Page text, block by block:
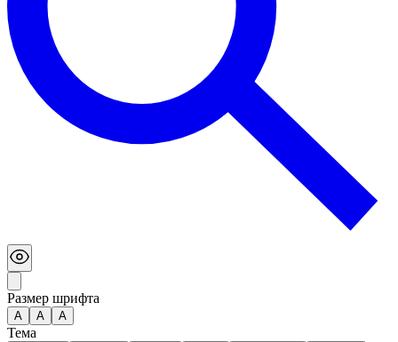
Размер шрифта
А A A
Тема